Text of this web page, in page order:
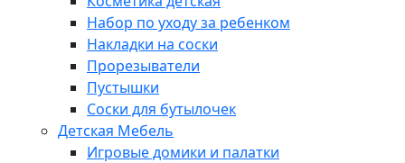
Набор по уходу за ребенком
Накладки на соски
Прорезыватели
Пустышки
Соски для бутылочек
Детская Мебель
Игровые домики и палатки